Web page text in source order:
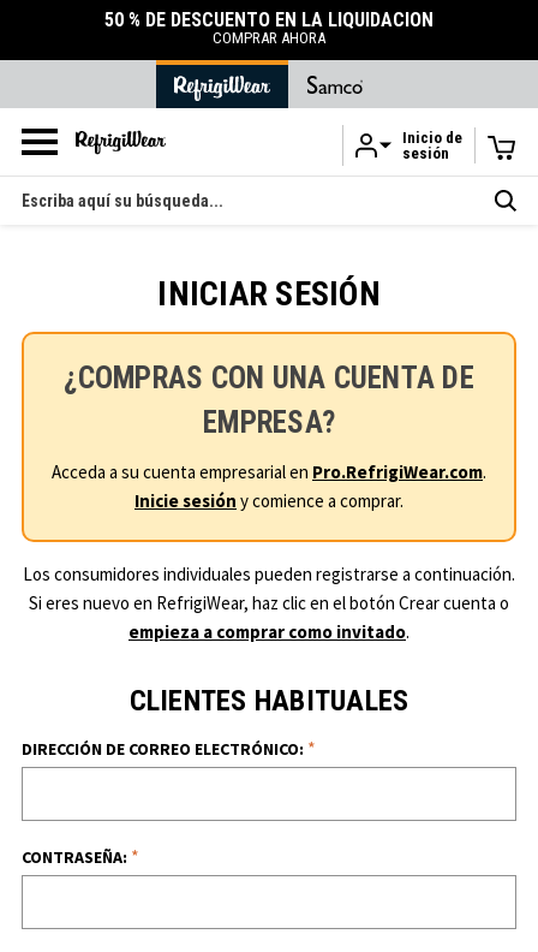
Ir al contenido principal
50 % DE DESCUENTO EN LA LIQUIDACIÓN
COMPRAR AHORA
Inicio de
sesión
Buscar
en
INICIAR SESIÓN
¿COMPRAS CON UNA CUENTA DE
EMPRESA?
Acceda a su cuenta empresarial en Pro.RefrigiWear.com.
Inicie sesión y comience a comprar.
Los consumidores individuales pueden registrarse a continuación.
Si eres nuevo en RefrigiWear, haz clic en el botón Crear cuenta o
empieza a comprar como invitado.
CLIENTES HABITUALES
DIRECCIÓN DE CORREO ELECTRÓNICO: *
CONTRASEÑA: *